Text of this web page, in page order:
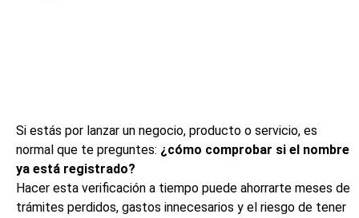
Si estás por lanzar un negocio, producto o servicio, es
normal que te preguntes: ¿cómo comprobar si el nombre
ya está registrado?
Hacer esta verificación a tiempo puede ahorrarte meses de
trámites perdidos, gastos innecesarios y el riesgo de tener